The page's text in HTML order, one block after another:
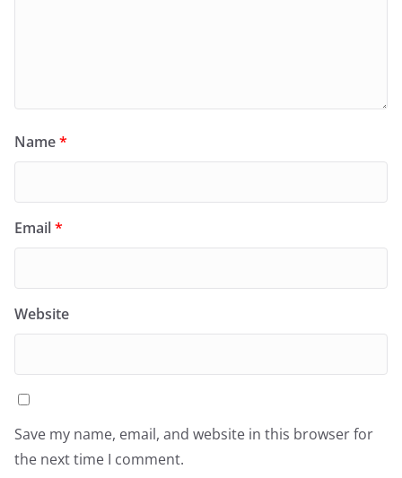
Name*
Email*
Website
Save my name, email, and website in this browser for
the next time I comment.